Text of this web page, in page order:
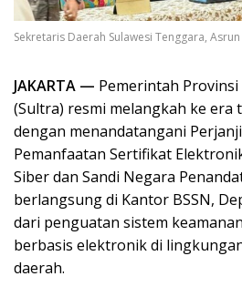
Sekretaris Daerah Sulawesi Tenggara, Asrun
JAKARTA — Pemerintah
(Sultra) resmi melangkah ke era
dengan menandatangani
Pemanfaatan Sertifikat
Siber dan Sandi Negara
berlangsung di Kantor BSSN,
dari penguatan sistem
berbasis elektronik di
daerah.